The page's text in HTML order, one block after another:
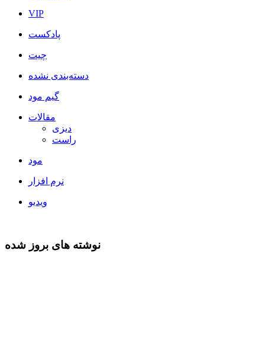
VIP
پادکست
چیت
دسته‌بندی نشده
گیم مود
مقالات
دیزی
راست
مود
نرم افزار
ویدیو
نوشته های بروز شده